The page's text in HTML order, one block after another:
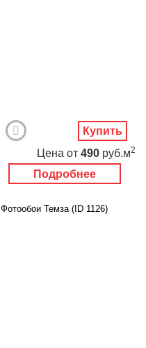
Подробнее
Цена от 490 руб.м2
Купить
Фотообои Темза (ID 1126)